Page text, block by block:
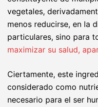
vegetales,
menos reducirse, en la
particulares, sino para
maximizar su salud,
Ciertamente, este
considerado como
necesario para el ser